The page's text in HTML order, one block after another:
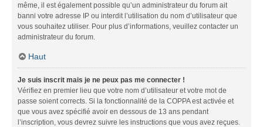
même, il est également possible qu’un administrateur du forum ait
banni votre adresse IP ou interdit l’utilisation du nom d’utilisateur que
vous souhaitez utiliser. Pour plus d’informations, veuillez contacter un
administrateur du forum.
Haut
Je suis inscrit mais je ne peux pas me connecter !
Vérifiez en premier lieu que votre nom d’utilisateur et votre mot de
passe soient corrects. Si la fonctionnalité de la COPPA est activée et
que vous avez spécifié avoir en dessous de 13 ans pendant
l’inscription, vous devrez suivre les instructions que vous avez reçues.